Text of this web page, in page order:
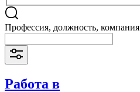
Профессия, должность, компания
Работа в